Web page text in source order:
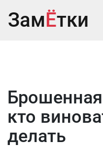
ЗамЁтки
кто
делать